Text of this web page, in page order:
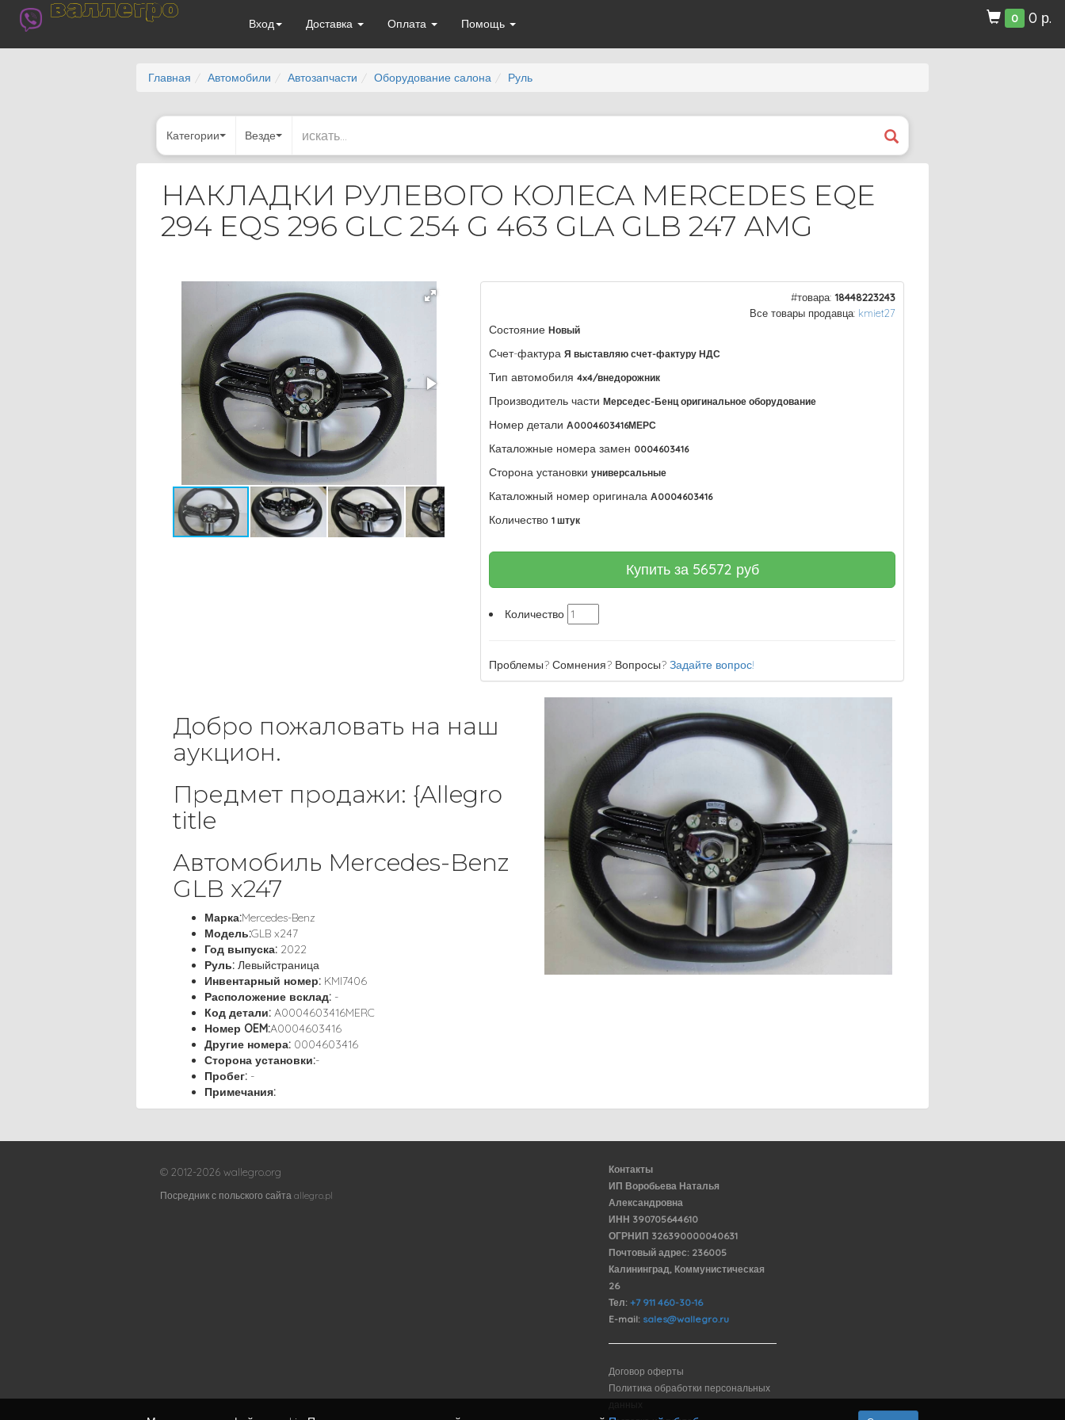
валлегро
Вход Доставка Оплата Помощь 0 0 р.
Главная Автомобили Автозапчасти Оборудование салона Руль
Категории Везде
НАКЛАДКИ РУЛЕВОГО КОЛЕСА MERCEDES EQE
294 EQS 296 GLC 254 G 463 GLA GLB 247 AMG
#товара: 18448223243
Все товары продавца: kmiet27
Состояние Новый
Счет-фактура Я выставляю счет-фактуру НДС
Тип автомобиля 4x4/внедорожник
Производитель части Мерседес-Бенц оригинальное оборудование
Номер детали А0004603416МЕРС
Каталожные номера замен 0004603416
Сторона установки универсальные
Каталожный номер оригинала А0004603416
Количество 1 штук
Купить за 56572 руб
Количество
Проблемы? Сомнения? Вопросы?Задайте вопрос!
Добро пожаловать на наш
аукцион.
Предмет продажи: {Allegro
title
Автомобиль Mercedes-Benz
GLB x247
Марка:Mercedes-Benz
Модель:GLB x247
Год выпуска: 2022
Руль: Левыйстраница
Инвентарный номер: KMI7406
Расположение всклад: -
Код детали: A0004603416MERC
Номер OEM:A0004603416
Другие номера: 0004603416
Сторона установки:-
Пробег: -
Примечания:
© 2012-2026 wallegro.org
Посредник с польского сайта allegro.pl
Контакты
ИП Воробьева Наталья
Александровна
ИНН 390705644610
ОГРНИП 326390000040631
Почтовый адрес: 236005
Калининград, Коммунистическая
26
Тел: +7 911 460-30-16
E-mail: sales@wallegro.ru
Договор оферты
Политика обработки персональных